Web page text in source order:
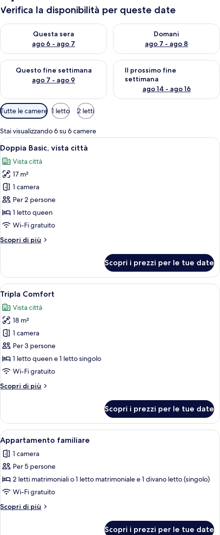
Verifica la disponibilità per queste date
Questa sera
ago 6 - ago 7
Verifica la disponibilità per questa sera, ago 6 - ago 7
Domani
ago 7 - ago 8
Verifica la disponibilità per
Questo fine settimana
ago 7 - ago 9
Verifica la disponibilità per questo fine settimana, ago 7 - ago
Il prossimo fine
settimana
ago 14 - ago 16
Verifica la disponibilità per il
Filtri
disponibili
per
le
camere
Tutte le camere 1 letto 2 letti
Stai visualizzando 6 su 6 camere
Apri
tutte
le
foto
per
Doppia
Basic,
vista
Una camera da letto con un letto,
6
Doppia Basic, vista città
Vista città
17 m²
1 camera
Per 2 persone
1 letto queen
Wi-Fi gratuito
Scopri di più
Altri
Basic,
vista
città
Scopri i prezzi per le tue date
Apri
tutte
le
foto
per
Tripla
Comfort
Una stanza con un letto, una
13
Tripla Comfort
Vista città
18 m²
1 camera
Per 3 persone
1 letto queen e 1 letto singolo
Wi-Fi gratuito
Scopri di più
Altri
Comfort
Scopri i prezzi per le tue date
Apri
tutte
le
foto
per
Appartamento
familiare
Una stanza con un letto, una
1
Appartamento familiare
1 camera
Per 5 persone
2 letti matrimoniali o 1 letto matrimoniale e 1 divano letto (singolo)
Wi-Fi gratuito
Scopri di più
Altri
Scopri i prezzi per le tue date